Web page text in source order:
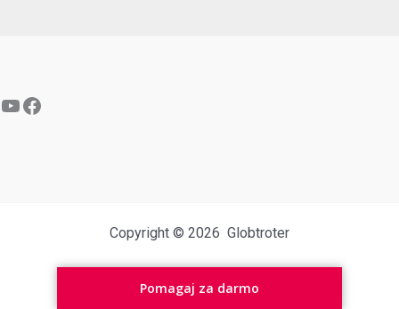
Copyright © 2026 Globtroter
Pomagaj za darmo